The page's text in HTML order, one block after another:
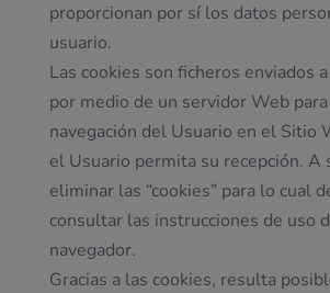
proporcionan por sí los datos
usuario.
Las cookies son ficheros enviados
por medio de un servidor Web
navegación del Usuario en el Sitio
el Usuario permita su recepción. A
eliminar las “cookies” para lo cual
consultar las instrucciones de uso
navegador.
Gracias a las cookies, resulta